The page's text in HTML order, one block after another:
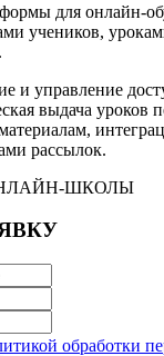
для онлайн-
учеников,
и управление
выдача уроков
рассылок.
обработки